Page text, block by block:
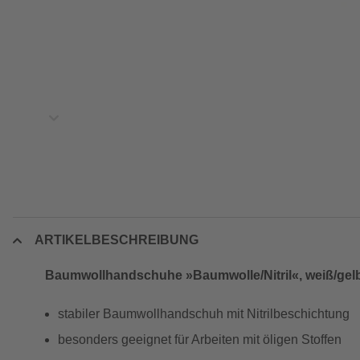
ARTIKELBESCHREIBUNG
Baumwollhandschuhe »Baumwolle/Nitril«, weiß/
stabiler Baumwollhandschuh mit Nitrilbeschichtung
besonders geeignet für Arbeiten mit öligen Stoffen